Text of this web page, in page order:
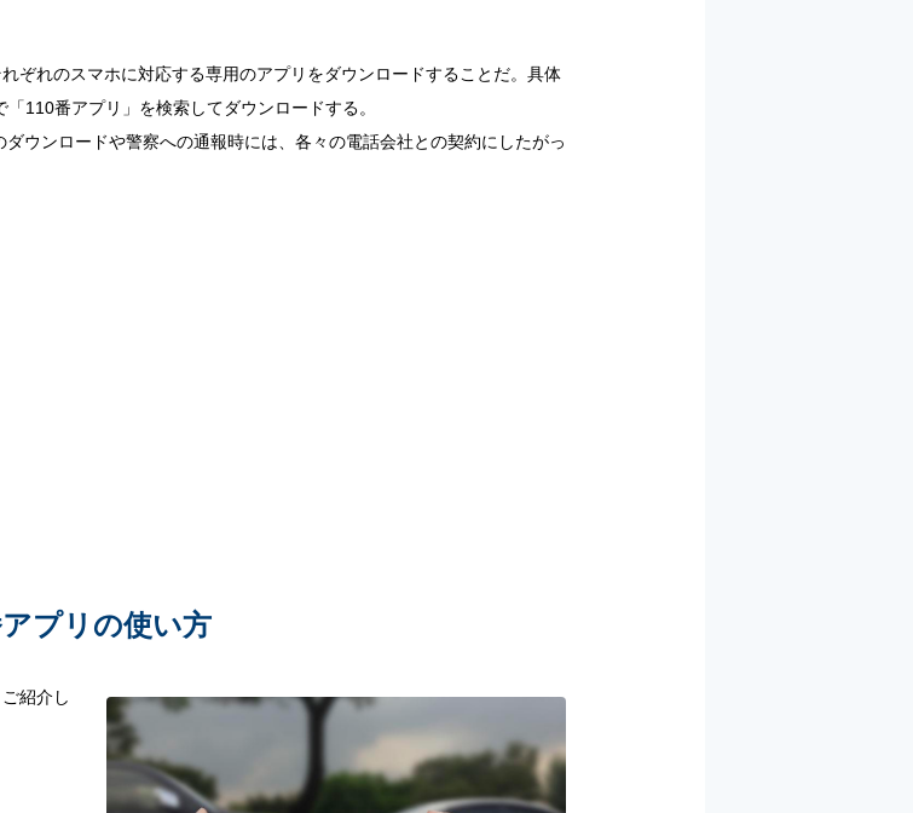
ぞれのスマホに対応する専用のアプリをダウンロードすることだ。具体
110番アプリ」を検索してダウンロードする。
ウンロードや警察への通報時には、各々の電話会社との契約にしたがっ
プリの使い方
紹介し